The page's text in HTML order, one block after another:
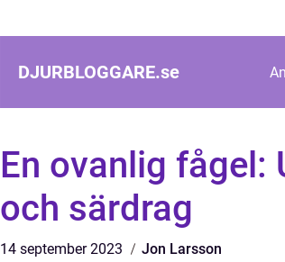
DJURBLOGGARE.se
En ovanlig fågel:
och särdrag
14 september 2023 Jon Larsson